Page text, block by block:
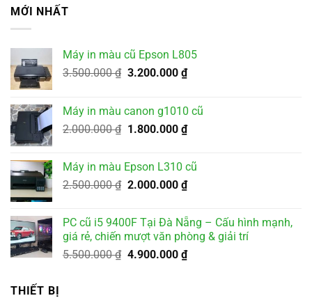
MỚI NHẤT
Máy in màu cũ Epson L805
3.500.000₫ Giá
3.500.000 ₫.
3.200.000 ₫Giá
là:
3.200.000 ₫.
Máy in màu canon g1010 cũ
2.000.000₫ Giá
2.000.000 ₫.
1.800.000 ₫Giá
là:
1.800.000 ₫.
Máy in màu Epson L310 cũ
2.500.000₫ Giá
2.500.000 ₫.
2.000.000 ₫Giá
tại
là:
2.000.000 ₫.
PC cũ i5 9400F Tại Đà Nẵng – Cấu hình mạnh,
giá rẻ, chiến mượt văn phòng & giải trí
5.500.000₫ Giá
4.900.000 ₫Giá
THIẾT BỊ